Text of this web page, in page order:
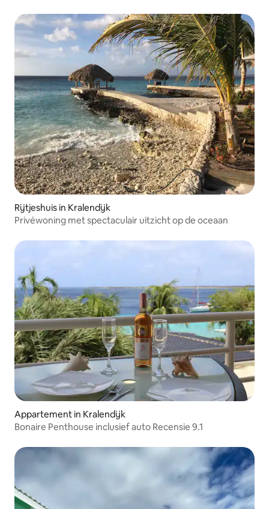
Rijtjeshuis in Kralendijk
Privéwoning met spectaculair uitzicht op de oceaan
Appartement in Kralendijk
Bonaire Penthouse inclusief auto Recensie 9.1